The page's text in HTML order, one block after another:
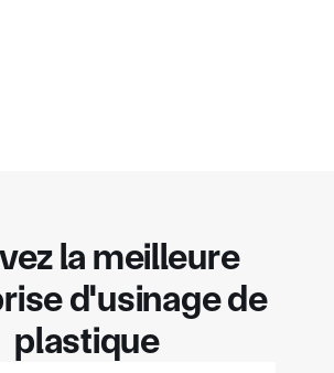
la meilleure
d'usinage de
plastique